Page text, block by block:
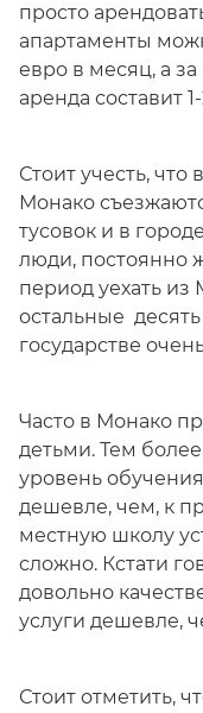
просто
апартаменты
евро в месяц, а
аренда составит
Стоит учесть, что
Монако
тусовок и в
люди, постоянно
период уехать
остальные
государстве
Часто в Монако
детьми. Тем
уровень
дешевле, чем, к
местную школу
сложно. Кстати
довольно
услуги дешевле,
Стоит отметить,